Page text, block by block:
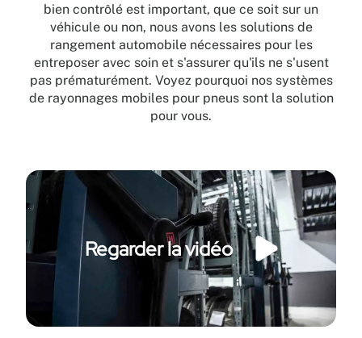
bien contrôlé est important, que ce soit sur un
véhicule ou non, nous avons les solutions de
rangement automobile nécessaires pour les
entreposer avec soin et s'assurer qu'ils ne s'usent
pas prématurément. Voyez pourquoi nos systèmes
de rayonnages mobiles pour pneus sont la solution
pour vous.
Regarder la vidéo